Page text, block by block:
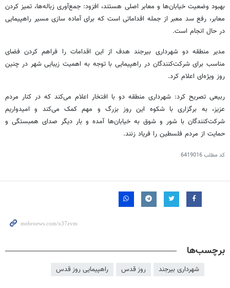
بهبود وضعیت خیابان‌ها و معابر اصلی هستند، افزود: جمع‌آوری زباله‌ها، تمیز کردن
معابر، رفع سد معبر از جمله اقداماتی است که برای آماده سازی مسیر راهپیمایی
در حال انجام است.
مدیر منطقه دو شهرداری بیرجند هدف از این اقدامات را فراهم کردن فضای
مناسب برای شرکت‌کنندگان در راهپیمایی با توجه به اهمیت زیبایی شهر در چنین
روز ویژه‌ای اعلام کرد.
ربیعی تصریح کرد: شهرداری منطقه دو با افتخار اعلام می‌کند که در کنار مردم
عزیز، به برگزاری با شکوه این روز بزرگ و مهم کمک می‌کند و امیدواریم
شرکت‌کنندگان با شور و شوق به خیابان‌ها آمده و بار دیگر صدای همبستگی و
حمایت از مردم فلسطین را فریاد زنند.
کد مطلب6419016
برچسب‌ها
شهرداری بیرجند روز قدس راهپیمایی روز قدس